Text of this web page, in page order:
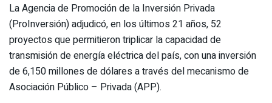
La Agencia de Promoción de la Inversión Privada
(ProInversión) adjudicó, en los últimos 21 años, 52
proyectos que permitieron triplicar la capacidad de
transmisión de energía eléctrica del país, con una inversión
de 6,150 millones de dólares a través del mecanismo de
Asociación Público – Privada (APP).